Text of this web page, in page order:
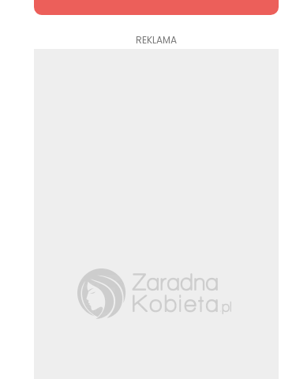
REKLAMA